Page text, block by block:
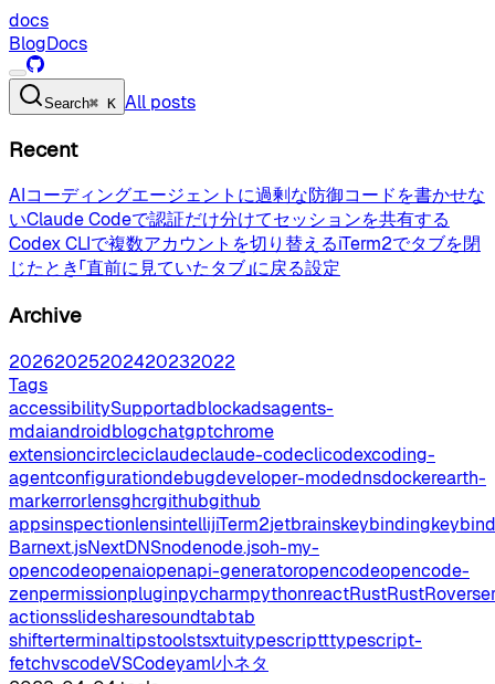
docs
BlogDocs
Search⌘ K All posts
Recent
AIコーディングエージェントに過剰な防御コードを書かせな
いClaude Codeで認証だけ分けてセッションを共有する
Codex CLIで複数アカウントを切り替えるiTerm2でタブを閉
じたとき「直前に見ていたタブ」に戻る設定
Archive
20262025202420232022
Tags
accessibilitySupportadblockadsagents-
mdaiandroidblogchatgptchrome
extensioncircleciclaudeclaude-codeclicodexcoding-
agentconfigurationdebugdeveloper-modednsdockerearth-
markerrorlensghcrgithubgithub
appsinspectionlensintellijiTerm2jetbrainskeybinding
Barnext.jsNextDNSnodenode.jsoh-my-
opencodeopenaiopenapi-generatoropencodeopencode-
zenpermissionpluginpycharmpythonreactRustRustRover
actionsslidesharesoundtabtab
shifterterminaltipstoolstsxtuitypescripttypescript-
fetchvscodeVSCodeyaml小ネタ